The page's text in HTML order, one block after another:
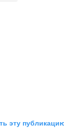
эту